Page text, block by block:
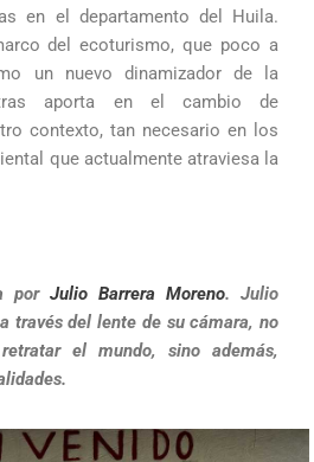
en el departamento del Huila.
del ecoturismo, que poco a
un nuevo dinamizador de la
aporta en el cambio de
contexto, tan necesario en los
que actualmente atraviesa la
por Julio Barrera Moreno. Julio
través del lente de su cámara, no
el mundo, sino además,